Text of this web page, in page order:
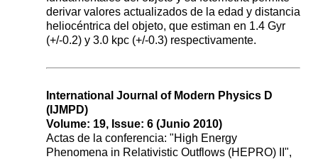
derivar valores actualizados de la edad y distancia
heliocéntrica del objeto, que estiman en 1.4 Gyr
(+/-0.2) y 3.0 kpc (+/-0.3) respectivamente.
International Journal of Modern Physics D
(IJMPD)
Volume: 19, Issue: 6 (Junio 2010)
Actas de la conferencia: "High Energy
Phenomena in Relativistic Outflows (HEPRO) II",